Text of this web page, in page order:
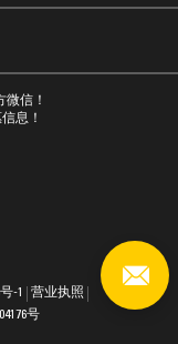
信！
息！
-1
营业执照
号